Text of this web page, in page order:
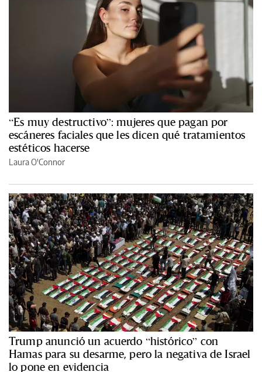
“Es muy destructivo”: mujeres que pagan por
escáneres faciales que les dicen qué tratamientos
estéticos hacerse
Laura O'Connor
Trump anunció un acuerdo “histórico” con
Hamas para su desarme, pero la negativa de Israel
lo pone en evidencia